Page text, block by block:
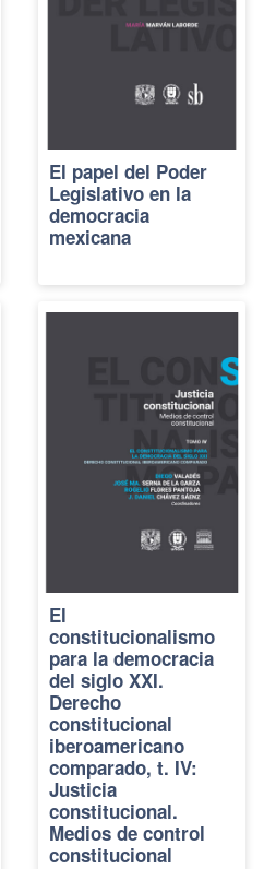
El papel del Poder
Legislativo en la
democracia
mexicana
El
constitucionalismo
para la democracia
del siglo XXI.
Derecho
constitucional
iberoamericano
comparado, t. IV:
Justicia
constitucional.
Medios de control
constitucional